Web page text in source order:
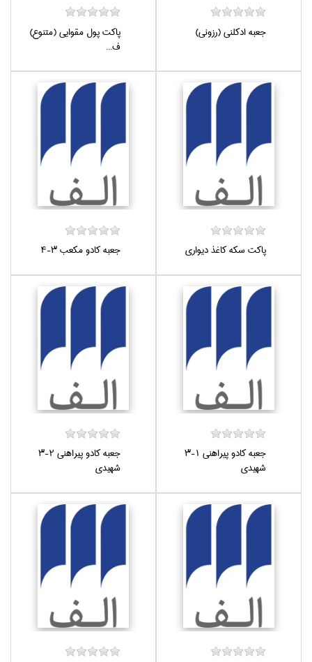
جعبه ادكلني (رزوني)
پاكت پول مقوايي (متنوع)
ف...
پاكت سكه كاغذ ديواري جعبه كادو مكعب 3-4
جعبه كادو پيراهني 1-3
شهيدي
جعبه كادو پيراهني 2-3
شهيدي